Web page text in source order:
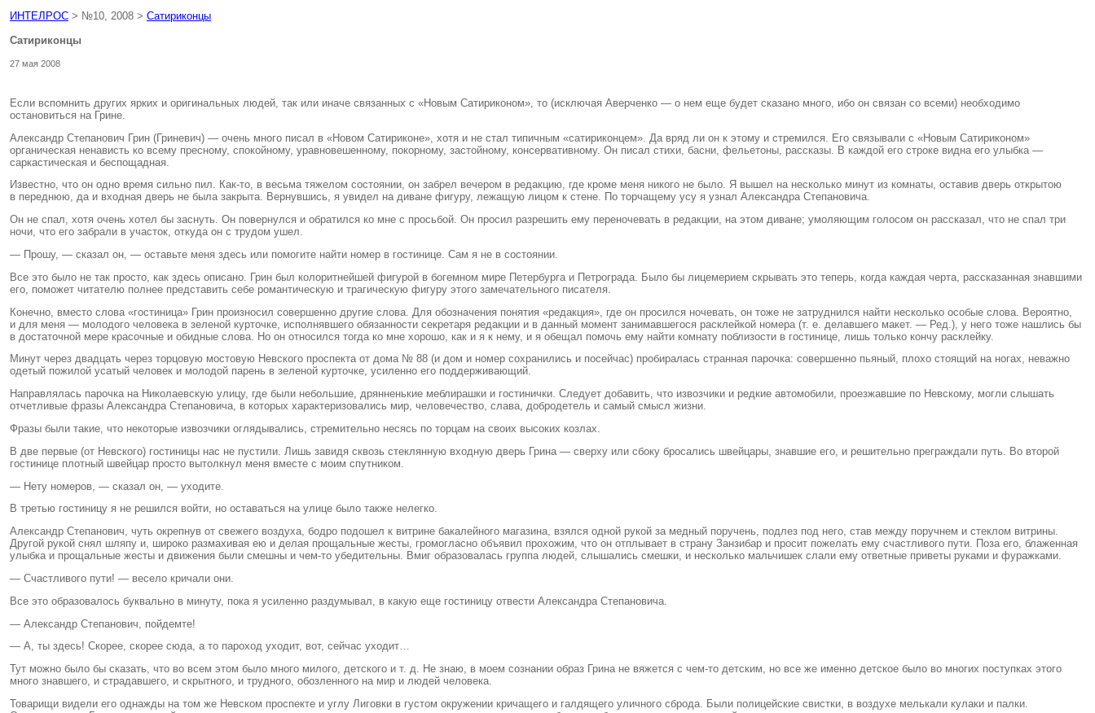
ИНТЕЛРОС > №10, 2008 > Сатириконцы
Сатириконцы
27 мая 2008
Если вспомнить других ярких и оригинальных людей, так или иначе связанных с «Новым Сатириконом», то (исключая Аверченко — о нем еще будет сказано много, ибо он связан со всеми) необходимо
остановиться на Грине.
Александр Степанович Грин (Гриневич) — очень много писал в «Новом Сатириконе», хотя и не стал типичным «сатириконцем». Да вряд ли он к этому и стремился. Его связывали с «Новым Сатириконом»
органическая ненависть ко всему пресному, спокойному, уравновешенному, покорному, застойному, консервативному. Он писал стихи, басни, фельетоны, рассказы. В каждой его строке видна его улыбка —
саркастическая и беспощадная.
Известно, что он одно время сильно пил. Как-то, в весьма тяжелом состоянии, он забрел вечером в редакцию, где кроме меня никого не было. Я вышел на несколько минут из комнаты, оставив дверь открытою
в переднюю, да и входная дверь не была закрыта. Вернувшись, я увидел на диване фигуру, лежащую лицом к стене. По торчащему усу я узнал Александра Степановича.
Он не спал, хотя очень хотел бы заснуть. Он повернулся и обратился ко мне с просьбой. Он просил разрешить ему переночевать в редакции, на этом диване; умоляющим голосом он рассказал, что не спал три
ночи, что его забрали в участок, откуда он с трудом ушел.
— Прошу, — сказал он, — оставьте меня здесь или помогите найти номер в гостинице. Сам я не в состоянии.
Все это было не так просто, как здесь описано. Грин был колоритнейшей фигурой в богемном мире Петербурга и Петрограда. Было бы лицемерием скрывать это теперь, когда каждая черта, рассказанная знавшими
его, поможет читателю полнее представить себе романтическую и трагическую фигуру этого замечательного писателя.
Конечно, вместо слова «гостиница» Грин произносил совершенно другие слова. Для обозначения понятия «редакция», где он просился ночевать, он тоже не затруднился найти несколько особые слова. Вероятно,
и для меня — молодого человека в зеленой курточке, исполнявшего обязанности секретаря редакции и в данный момент занимавшегося расклейкой номера (т. е. делавшего макет. — Ред.), у него тоже нашлись бы
в достаточной мере красочные и обидные слова. Но он относился тогда ко мне хорошо, как и я к нему, и я обещал помочь ему найти комнату поблизости в гостинице, лишь только кончу расклейку.
Минут через двадцать через торцовую мостовую Невского проспекта от дома № 88 (и дом и номер сохранились и посейчас) пробиралась странная парочка: совершенно пьяный, плохо стоящий на ногах, неважно
одетый пожилой усатый человек и молодой парень в зеленой курточке, усиленно его поддерживающий.
Направлялась парочка на Николаевскую улицу, где были небольшие, дрянненькие меблирашки и гостинички. Следует добавить, что извозчики и редкие автомобили, проезжавшие по Невскому, могли слышать
отчетливые фразы Александра Степановича, в которых характеризовались мир, человечество, слава, добродетель и самый смысл жизни.
Фразы были такие, что некоторые извозчики оглядывались, стремительно несясь по торцам на своих высоких козлах.
В две первые (от Невского) гостиницы нас не пустили. Лишь завидя сквозь стеклянную входную дверь Грина — сверху или сбоку бросались швейцары, знавшие его, и решительно преграждали путь. Во второй
гостинице плотный швейцар просто вытолкнул меня вместе с моим спутником.
— Нету номеров, — сказал он, — уходите.
В третью гостиницу я не решился войти, но оставаться на улице было также нелегко.
Александр Степанович, чуть окрепнув от свежего воздуха, бодро подошел к витрине бакалейного магазина, взялся одной рукой за медный поручень, подлез под него, став между поручнем и стеклом витрины.
Другой рукой снял шляпу и, широко размахивая ею и делая прощальные жесты, громогласно объявил прохожим, что он отплывает в страну Занзибар и просит пожелать ему счастливого пути. Поза его, блаженная
улыбка и прощальные жесты и движения были смешны и чем-то убедительны. Вмиг образовалась группа людей, слышались смешки, и несколько мальчишек слали ему ответные приветы руками и фуражками.
— Счастливого пути! — весело кричали они.
Все это образовалось буквально в минуту, пока я усиленно раздумывал, в какую еще гостиницу отвести Александра Степановича.
— Александр Степанович, пойдемте!
— А, ты здесь! Скорее, скорее сюда, а то пароход уходит, вот, сейчас уходит…
Тут можно было бы сказать, что во всем этом было много милого, детского и т. д. Не знаю, в моем сознании образ Грина не вяжется с чем-то детским, но все же именно детское было во многих поступках этого
много знавшего, и страдавшего, и скрытного, и трудного, обозленного на мир и людей человека.
Товарищи видели его однажды на том же Невском проспекте и углу Лиговки в густом окружении кричащего и галдящего уличного сброда. Были полицейские свистки, в воздухе мелькали кулаки и палки.